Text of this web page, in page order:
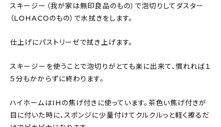
スキージー（我が家は無印良品のもの）で泡切りしてダスター
（LOHACOのもの）で水拭きをします。
仕上げにパストリーゼで拭き上げます。
スキージーを使うことで泡切りがとても楽に出来て、慣れれば１
５分もかからずに終わります。
ハイホームはIHの焦げ付きに使っています。茶色い焦げ付きが
目に付いた時に、スポンジに少量付けてクルクルっと軽く擦るだ